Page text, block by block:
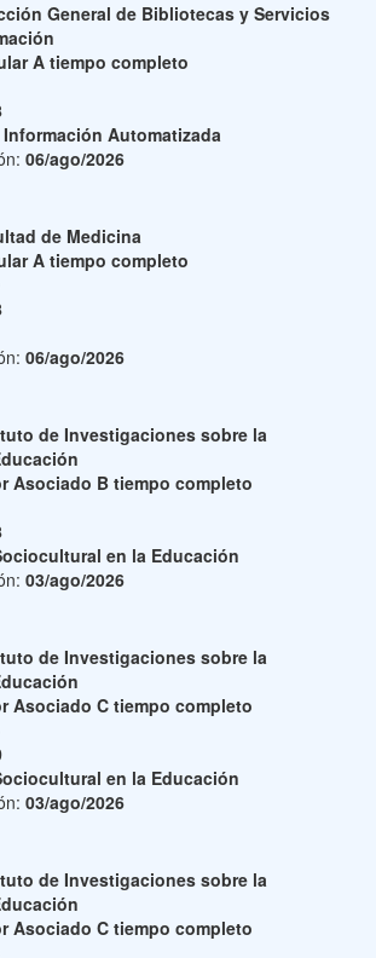
General de Bibliotecas y Servicios
A tiempo completo
Automatizada
06/ago/2026
de Medicina
A tiempo completo
06/ago/2026
de Investigaciones sobre la
Asociado B tiempo completo
en la Educación
03/ago/2026
de Investigaciones sobre la
Asociado C tiempo completo
en la Educación
03/ago/2026
de Investigaciones sobre la
Asociado C tiempo completo